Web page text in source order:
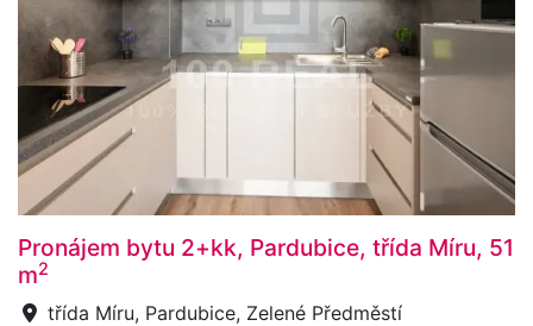
Pronájem bytu 2+kk, Pardubice, třída Míru, 51
m2
třída Míru, Pardubice, Zelené Předměstí